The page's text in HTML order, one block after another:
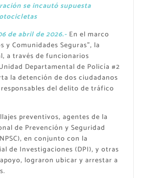
se incautó supuesta
de abril de 2026.- En el marco
y Comunidades Seguras”, la
a través de funcionarios
Departamental de Policía #2
la detención de dos ciudadanos
del delito de tráfico
preventivos, agentes de la
de Prevención y Seguridad
en conjunto con la
de Investigaciones (DPI), y otras
lograron ubicar y arrestar a